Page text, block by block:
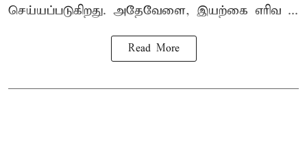
செய்யப்படுகிறது. அதேவேளை, இயற்கை எரிவ ...
Read More